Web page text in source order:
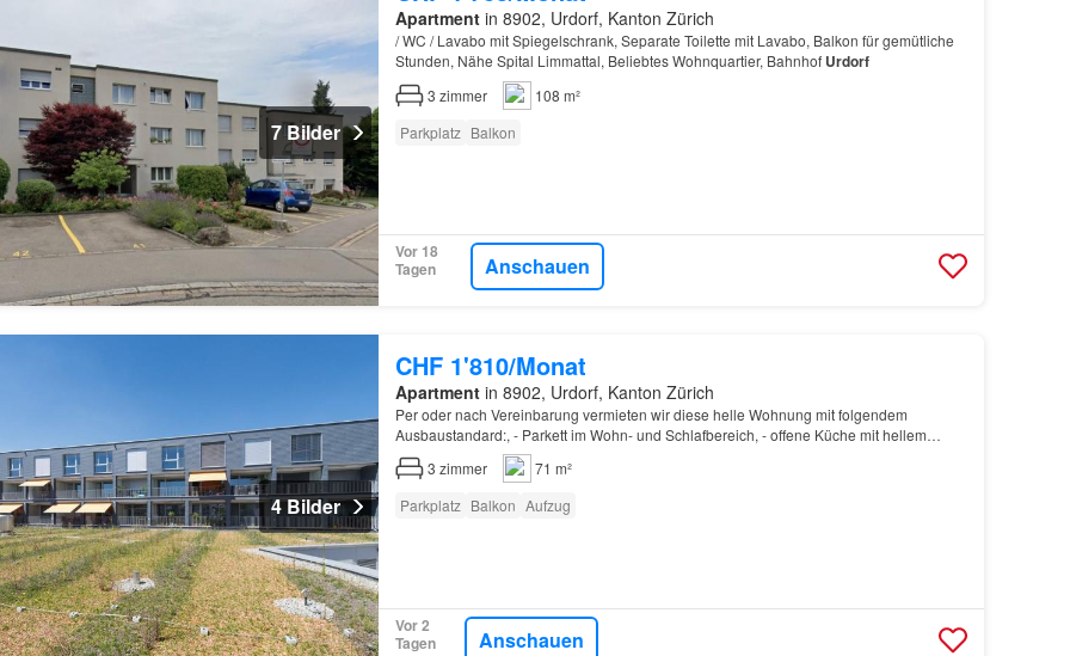
7 Bilder
Apartmentin 8902, Urdorf, Kanton Zürich
/ WC / Lavabo mit Spiegelschrank, Separate Toilette mit Lavabo, Balkon für gemütliche
Stunden, Nähe Spital Limmattal, Beliebtes Wohnquartier, Bahnhof Urdorf
3 zimmer
108 m²
Parkplatz Balkon
Vor 18
Tagen
Anschauen
4 Bilder
CHF 1'810/Monat
Apartmentin 8902, Urdorf, Kanton Zürich
Per oder nach Vereinbarung vermieten wir diese helle Wohnung mit folgendem
Ausbaustandard:, - Parkett im Wohn- und Schlafbereich, - offene Küche mit hellem
Essplatz, - Glaskeramikherd, Geschirrspüler, - Bad/WC, - Reduit mit W…
3 zimmer
71 m²
Parkplatz Balkon Aufzug
Vor 2
Tagen
Anschauen